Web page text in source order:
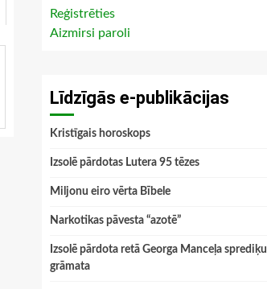
Reģistrēties
Aizmirsi paroli
Līdzīgās e-publikācijas
Kristīgais horoskops
Izsolē pārdotas Lutera 95 tēzes
Miljonu eiro vērta Bībele
Narkotikas pāvesta “azotē”
Izsolē pārdota retā Georga Manceļa sprediķu
grāmata